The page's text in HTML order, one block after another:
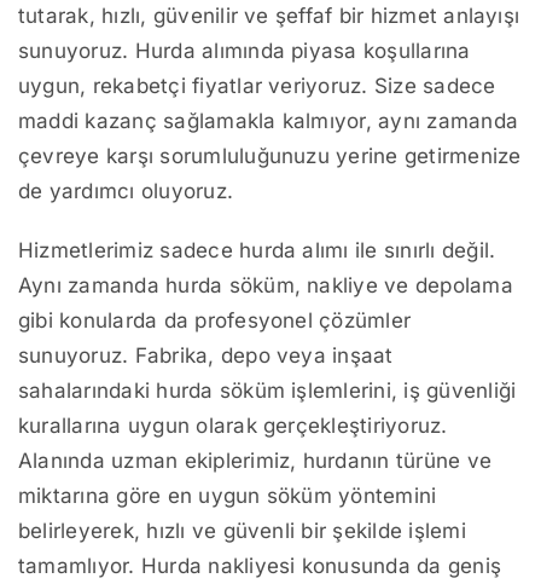
tutarak, hızlı, güvenilir ve şeffaf bir hizmet anlayışı
sunuyoruz. Hurda alımında piyasa koşullarına
uygun, rekabetçi fiyatlar veriyoruz. Size sadece
maddi kazanç sağlamakla kalmıyor, aynı zamanda
çevreye karşı sorumluluğunuzu yerine getirmenize
de yardımcı oluyoruz.
Hizmetlerimiz sadece hurda alımı ile sınırlı değil.
Aynı zamanda hurda söküm, nakliye ve depolama
gibi konularda da profesyonel çözümler
sunuyoruz. Fabrika, depo veya inşaat
sahalarındaki hurda söküm işlemlerini, iş güvenliği
kurallarına uygun olarak gerçekleştiriyoruz.
Alanında uzman ekiplerimiz, hurdanın türüne ve
miktarına göre en uygun söküm yöntemini
belirleyerek, hızlı ve güvenli bir şekilde işlemi
tamamlıyor. Hurda nakliyesi konusunda da geniş